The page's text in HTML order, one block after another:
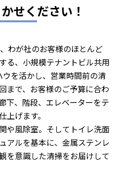
せください！
わが社のお客様のほとんど
る、小規模テナントビル共用
を活かし、営業時間前の清
まで、お客様のご予算に合わ
下、階段、エレベーターをテ
げます。
や風除室。そしてトイレ洗面
アルを基本に、金属ステンレ
を意識した清掃をお届けして